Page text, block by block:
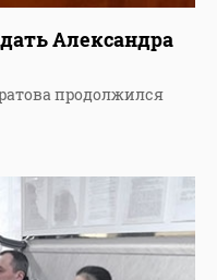
Александра
продолжился